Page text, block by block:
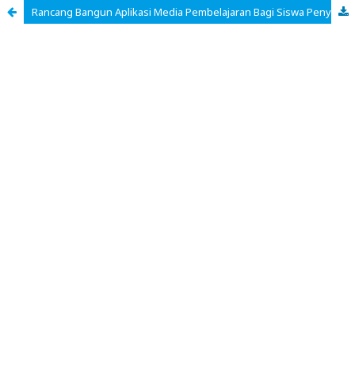
Rancang Bangun Aplikasi Media Pembelajaran Bagi Siswa Penyandang Tuna Rungu Berbasis Android